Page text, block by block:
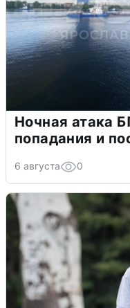
Ночная атака
попадания и
6 августа 0